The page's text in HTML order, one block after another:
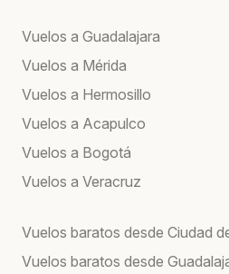
Vuelos a Guadalajara
Vuelos a Mérida
Vuelos a Hermosillo
Vuelos a Acapulco
Vuelos a Bogotá
Vuelos a Veracruz
Vuelos baratos desde Ciudad
Vuelos baratos desde